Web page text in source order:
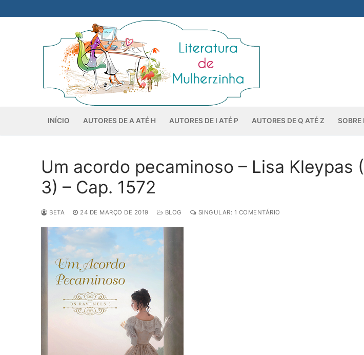
para
INÍCIO AUTORES DE A ATÉ H AUTORES DE I ATÉ P AUTORES DE Q ATÉ Z SOBRE
Um acordo pecaminoso – Lisa Kleypas
3) – Cap. 1572
BETA 24 DE MARÇO DE 2019 BLOG SINGULAR: 1 COMENTÁRIO